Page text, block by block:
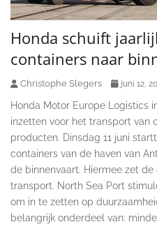
Honda schuift
containers naar
Christophe Slegers juni 12,
Honda Motor Europe Logistics
inzetten voor het transport van
producten. Dinsdag 11 juni
containers van de haven van
de binnenvaart. Hiermee zet de
transport. North Sea Port
om in te zetten op
belangrijk onderdeel van: